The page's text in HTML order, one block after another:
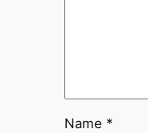
Name *